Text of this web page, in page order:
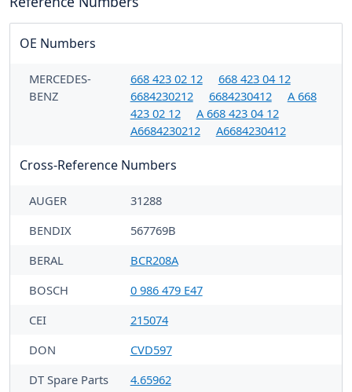
OE Numbers
MERCEDES-
BENZ
668 423 02 12
668 423 04 12
6684230212
6684230412
A 668
423 02 12
A 668 423 04 12
A6684230212
A6684230412
Cross-Reference Numbers
AUGER
31288
BENDIX
567769B
BERAL
BCR208A
BOSCH
0 986 479 E47
CEI
215074
DON
CVD597
DT Spare Parts
4.65962